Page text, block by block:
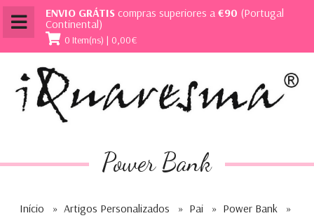
ENVIO GRÁTIS compras superiores a €90 (Portugal
Continental)
0 Item(ns) | 0,00€
Power Bank
Início » Artigos Personalizados » Pai » Power Bank
»